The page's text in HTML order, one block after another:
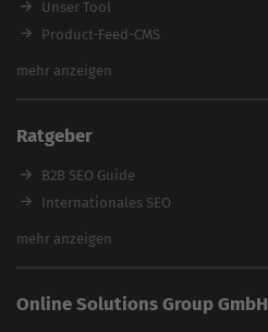
Unser Tool
Product-Feed-CMS
Website Analyse
Backlink-Check
Ladezeiten-Check
Brand Protection Tool
Website SEO Check
feed2content.ai
mehr anzeigen
Ratgeber
B2B SEO Guide
Internationales SEO
eCommerce SEO
In ChatGPT gefunden werden
mehr anzeigen
Online Solutions Group GmbH